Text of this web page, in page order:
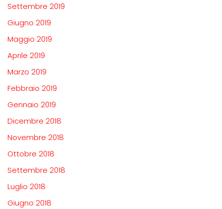
Settembre 2019
Giugno 2019
Maggio 2019
Aprile 2019
Marzo 2019
Febbraio 2019
Gennaio 2019
Dicembre 2018
Novembre 2018
Ottobre 2018
Settembre 2018
Luglio 2018
Giugno 2018